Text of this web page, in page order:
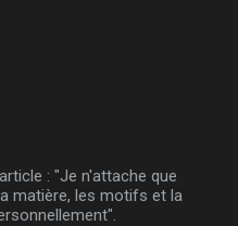
: "Je n'attache que
matière, les motifs et la